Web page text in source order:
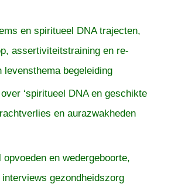
en spiritueel DNA trajecten,
assertiviteitstraining en re-
begeleiding
‘spiritueel DNA en geschikte
en aurazwakheden
en wedergeboorte,
gezondheidszorg